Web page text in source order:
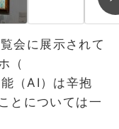
会に展示されて
（
（AI）は辛抱
とについては一